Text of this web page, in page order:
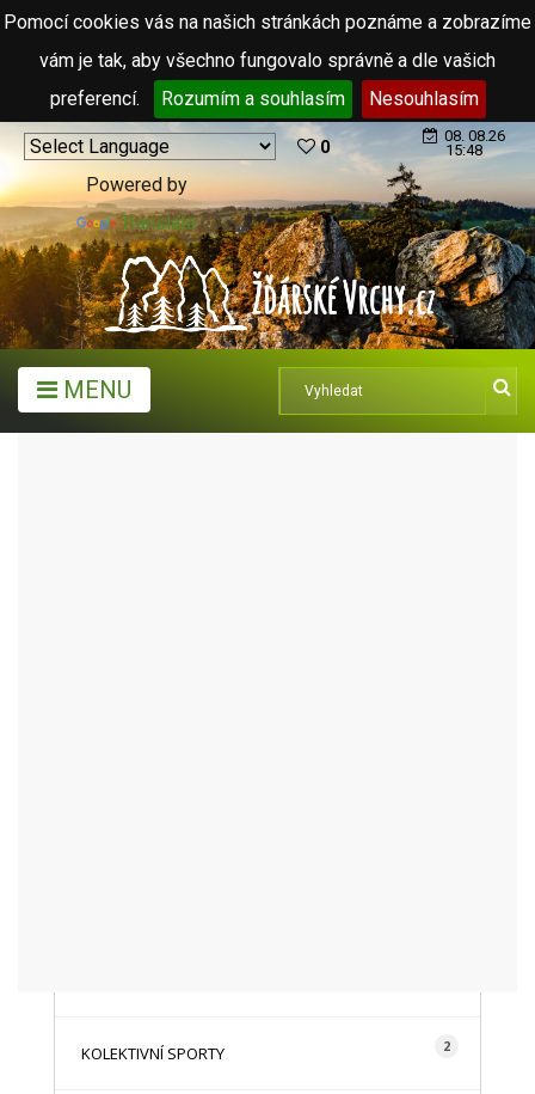
Pomocí cookies vás na našich stránkách poznáme a zobrazíme
vám je tak, aby všechno fungovalo správně a dle vašich
preferencí.
Rozumím a souhlasím Nesouhlasím
Powered by
Translate
0
08. 08.26
15:48
MENU
KOLEKTIVNÍ SPORTY 2